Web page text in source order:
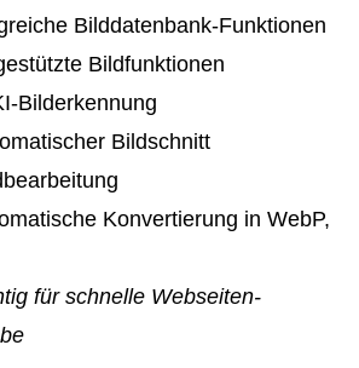
Bilddatenbank-Funktionen
Bildfunktionen
Bilderkennung
Bildschnitt
Konvertierung in WebP,
für schnelle Webseiten-